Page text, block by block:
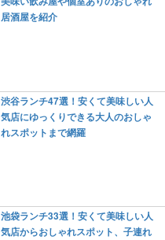
居酒屋を紹介
渋谷ランチ47選！安くて美味しい人
気店にゆっくりできる大人のおしゃ
れスポットまで網羅
池袋ランチ33選！安くて美味しい人
気店からおしゃれスポット、子連れ